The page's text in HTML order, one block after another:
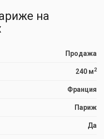
на
Продажа
240 м2
Франция
Париж
Да